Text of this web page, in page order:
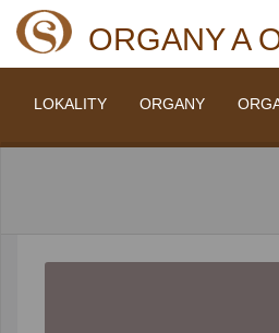
ORGANY A
LOKALITY ORGANY